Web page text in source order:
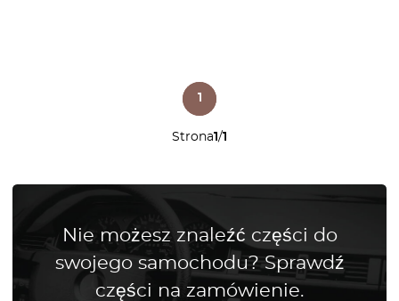
Strona1/1
1
Nie możesz znaleźć części do
swojego samochodu? Sprawdź
części na zamówienie.